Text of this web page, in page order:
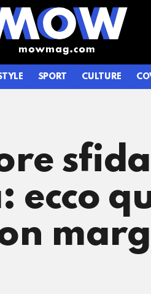
SPORT CULTURE
ecco